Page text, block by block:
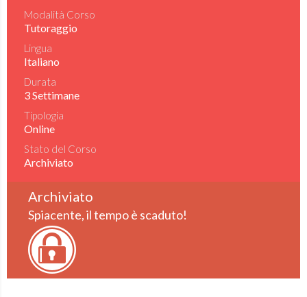
Modalità Corso
Tutoraggio
Lingua
Italiano
Durata
3 Settimane
Tipologia
Online
Stato del Corso
Archiviato
Archiviato
Spiacente, il tempo è scaduto!